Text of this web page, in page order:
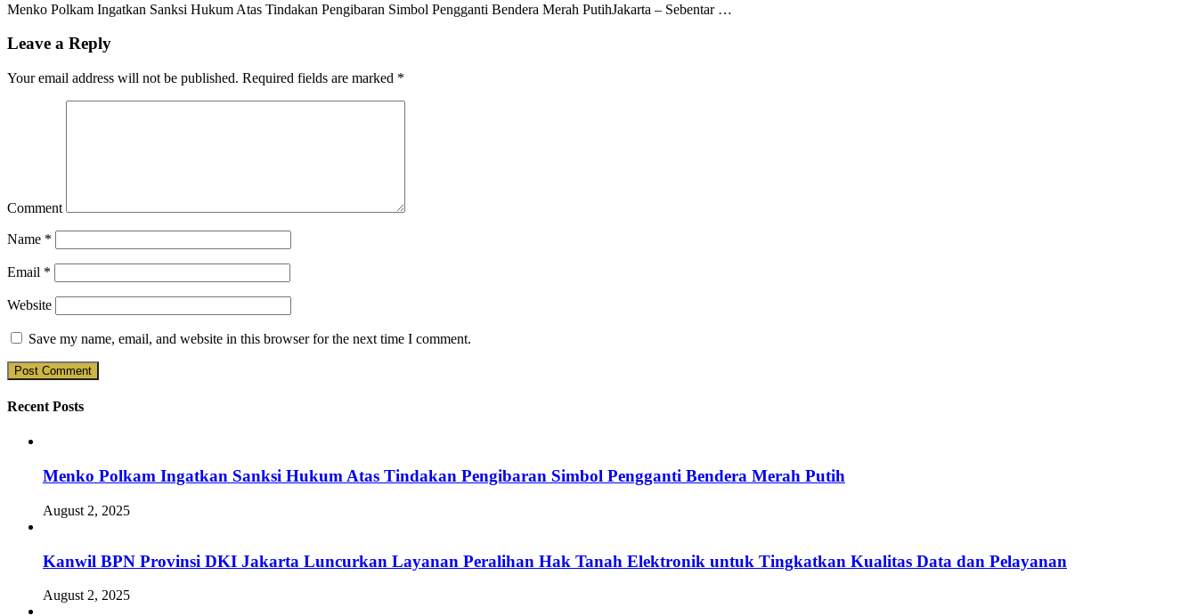
Menko Polkam Ingatkan Sanksi Hukum Atas Tindakan Pengibaran Simbol Pengganti Bendera Merah PutihJakarta – Sebentar …
Leave a Reply
Your email address will not be published. Required fields are marked *
Comment
Name *
Email *
Website
Save my name, email, and website in this browser for the next time I comment.
Recent Posts
Menko Polkam Ingatkan Sanksi Hukum Atas Tindakan Pengibaran Simbol Pengganti Bendera Merah Putih
August 2, 2025
Kanwil BPN Provinsi DKI Jakarta Luncurkan Layanan Peralihan Hak Tanah Elektronik untuk Tingkatkan Kualitas Data dan Pelayanan
August 2, 2025